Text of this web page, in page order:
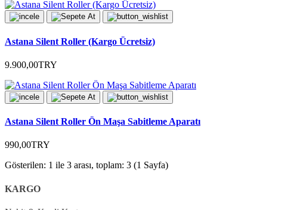
Astana Silent Roller (Kargo Ücretsiz)
9.900,00TRY
Astana Silent Roller Ön Maşa Sabitleme Aparatı
990,00TRY
Gösterilen: 1 ile 3 arası, toplam: 3 (1 Sayfa)
KARGO